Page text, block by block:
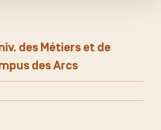
des Métiers et de
des Arcs